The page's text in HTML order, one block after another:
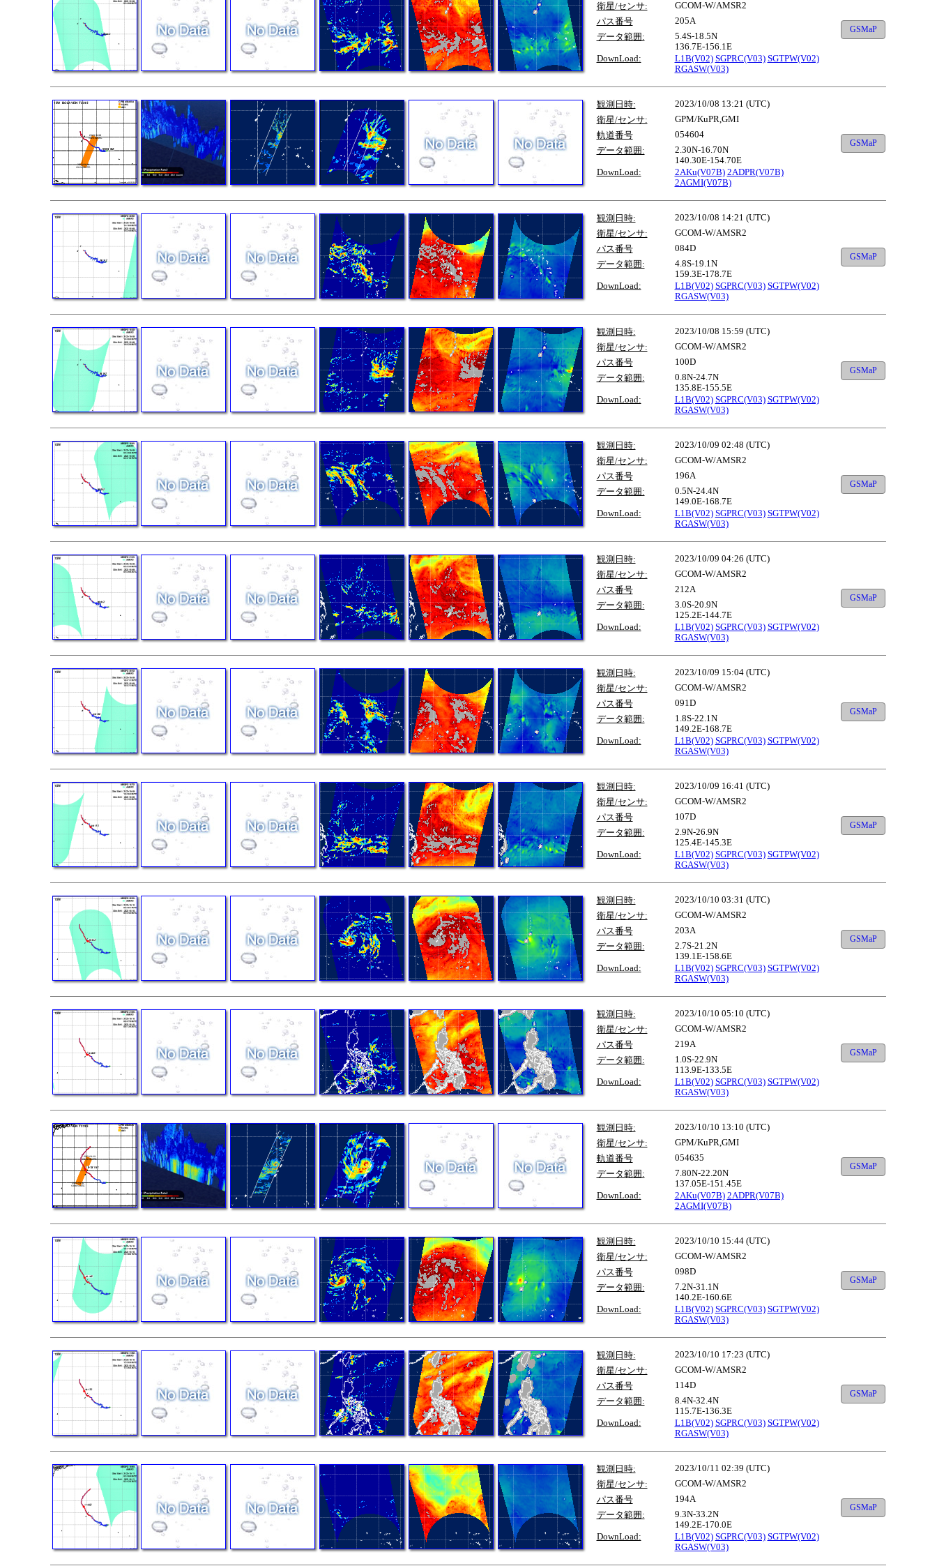
衛星/センサ:
GCOM-W/AMSR2
パス番号
205A
データ範囲:
5.4S-18.5N
136.7E-156.1E
DownLoad:
L1B(V02) SGPRC(V03) SGTPW(V02)
RGASW(V03)
GSMaP
観測日時:
2023/10/08 13:21 (UTC)
衛星/センサ:
GPM/KuPR,GMI
軌道番号
054604
データ範囲:
2.30N-16.70N
140.30E-154.70E
DownLoad:
2AKu(V07B) 2ADPR(V07B)
2AGMI(V07B)
GSMaP
観測日時:
2023/10/08 14:21 (UTC)
衛星/センサ:
GCOM-W/AMSR2
パス番号
084D
データ範囲:
4.8S-19.1N
159.3E-178.7E
DownLoad:
L1B(V02) SGPRC(V03) SGTPW(V02)
RGASW(V03)
GSMaP
観測日時:
2023/10/08 15:59 (UTC)
衛星/センサ:
GCOM-W/AMSR2
パス番号
100D
データ範囲:
0.8N-24.7N
135.8E-155.5E
DownLoad:
L1B(V02) SGPRC(V03) SGTPW(V02)
RGASW(V03)
GSMaP
観測日時:
2023/10/09 02:48 (UTC)
衛星/センサ:
GCOM-W/AMSR2
パス番号
196A
データ範囲:
0.5N-24.4N
149.0E-168.7E
DownLoad:
L1B(V02) SGPRC(V03) SGTPW(V02)
RGASW(V03)
GSMaP
観測日時:
2023/10/09 04:26 (UTC)
衛星/センサ:
GCOM-W/AMSR2
パス番号
212A
データ範囲:
3.0S-20.9N
125.2E-144.7E
DownLoad:
L1B(V02) SGPRC(V03) SGTPW(V02)
RGASW(V03)
GSMaP
観測日時:
2023/10/09 15:04 (UTC)
衛星/センサ:
GCOM-W/AMSR2
パス番号
091D
データ範囲:
1.8S-22.1N
149.2E-168.7E
DownLoad:
L1B(V02) SGPRC(V03) SGTPW(V02)
RGASW(V03)
GSMaP
観測日時:
2023/10/09 16:41 (UTC)
衛星/センサ:
GCOM-W/AMSR2
パス番号
107D
データ範囲:
2.9N-26.9N
125.4E-145.3E
DownLoad:
L1B(V02) SGPRC(V03) SGTPW(V02)
RGASW(V03)
GSMaP
観測日時:
2023/10/10 03:31 (UTC)
衛星/センサ:
GCOM-W/AMSR2
パス番号
203A
データ範囲:
2.7S-21.2N
139.1E-158.6E
DownLoad:
L1B(V02) SGPRC(V03) SGTPW(V02)
RGASW(V03)
GSMaP
観測日時:
2023/10/10 05:10 (UTC)
衛星/センサ:
GCOM-W/AMSR2
パス番号
219A
データ範囲:
1.0S-22.9N
113.9E-133.5E
DownLoad:
L1B(V02) SGPRC(V03) SGTPW(V02)
RGASW(V03)
GSMaP
観測日時:
2023/10/10 13:10 (UTC)
衛星/センサ:
GPM/KuPR,GMI
軌道番号
054635
データ範囲:
7.80N-22.20N
137.05E-151.45E
DownLoad:
2AKu(V07B) 2ADPR(V07B)
2AGMI(V07B)
GSMaP
観測日時:
2023/10/10 15:44 (UTC)
衛星/センサ:
GCOM-W/AMSR2
パス番号
098D
データ範囲:
7.2N-31.1N
140.2E-160.6E
DownLoad:
L1B(V02) SGPRC(V03) SGTPW(V02)
RGASW(V03)
GSMaP
観測日時:
2023/10/10 17:23 (UTC)
衛星/センサ:
GCOM-W/AMSR2
パス番号
114D
データ範囲:
8.4N-32.4N
115.7E-136.3E
DownLoad:
L1B(V02) SGPRC(V03) SGTPW(V02)
RGASW(V03)
GSMaP
観測日時:
2023/10/11 02:39 (UTC)
衛星/センサ:
GCOM-W/AMSR2
パス番号
194A
データ範囲:
9.3N-33.2N
149.2E-170.0E
DownLoad:
L1B(V02) SGPRC(V03) SGTPW(V02)
RGASW(V03)
GSMaP